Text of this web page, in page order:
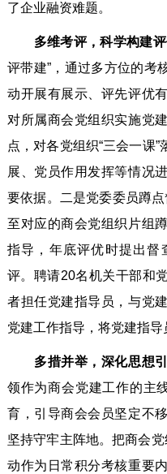
了企业融资难题。
多维考评，科学构建评
评带建”，通过多方位的考
动开展有展示、评先评优
对所属商会党组织实施党
点，对各党组织“三会一课
展、党员作用发挥等情况
要依据。二是党委委员蹲
至对应的商会党组织片组
指导，年底评优时提出督
评。聘请20名机关干部和
者担任党建指导员，与党
党建工作指导，将党建指导
多措并举，深化思想引
领作为商会党建工作的主
育，引导商会会员坚定不
坚持守牢主阵地。把商会
动作为日常积分考核重要